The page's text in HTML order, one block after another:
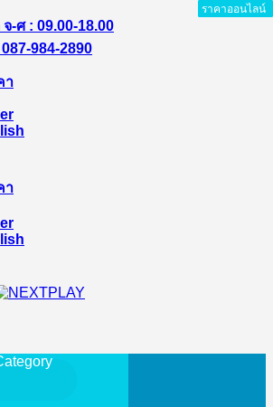
จ-ศ : 09.00-18.00
984-2890
า
า
ราคาออนไลน์
ราคาออนไลน์
ราคาออนไลน์
ราคาออนไลน์
ราคาออนไลน์
ราคาออนไลน์
ราคาออนไลน์
ราคาออนไลน์
ราคาออนไลน์